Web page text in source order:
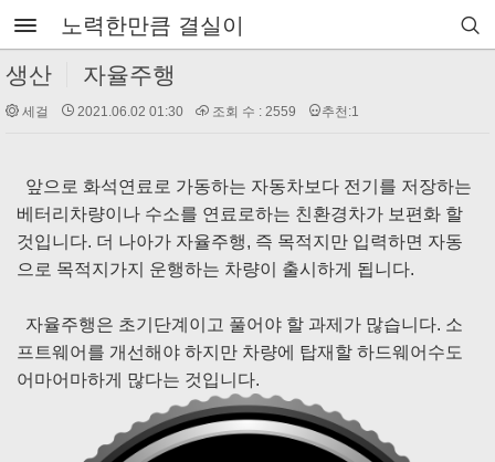
노력한만큼 결실이
생산 자율주행
세걸 2021.06.02 01:30 조회 수 : 2559 추천:1
앞으로 화석연료로 가동하는 자동차보다 전기를 저장하는
베터리차량이나 수소를 연료로하는 친환경차가 보편화 할
것입니다. 더 나아가 자율주행, 즉 목적지만 입력하면 자동
으로 목적지가지 운행하는 차량이 출시하게 됩니다.
자율주행은 초기단계이고 풀어야 할 과제가 많습니다. 소
프트웨어를 개선해야 하지만 차량에 탑재할 하드웨어수도
어마어마하게 많다는 것입니다.